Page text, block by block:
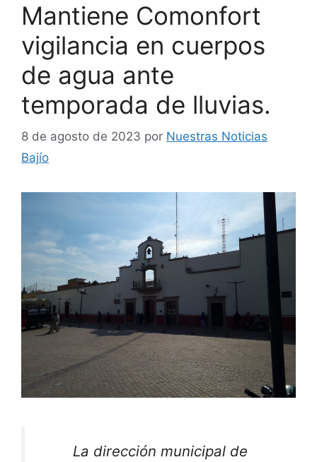
Mantiene Comonfort
vigilancia en cuerpos
de agua ante
temporada de lluvias.
8 de agosto de 2023 por Nuestras Noticias
Bajío
La dirección municipal de